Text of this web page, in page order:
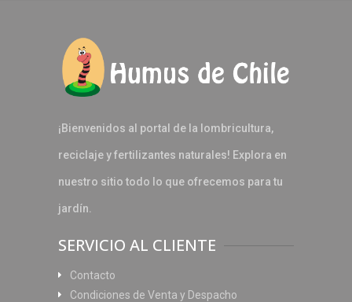
¡Bienvenidos al portal de la lombricultura,
reciclaje y fertilizantes naturales! Explora en
nuestro sitio todo lo que ofrecemos para tu
jardín.
SERVICIO AL CLIENTE
Contacto
Condiciones de Venta y Despacho